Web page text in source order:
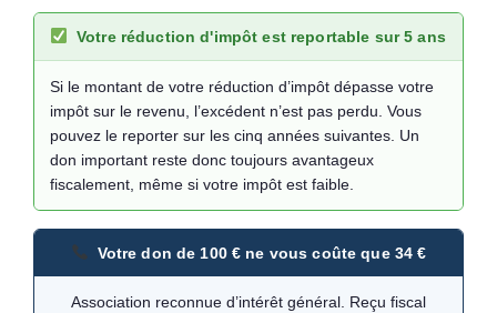
Votre réduction d'impôt est reportable sur 5 ans
Si le montant de votre réduction d’impôt dépasse votre
impôt sur le revenu, l’excédent n’est pas perdu. Vous
pouvez le reporter sur les cinq années suivantes. Un
don important reste donc toujours avantageux
fiscalement, même si votre impôt est faible.
Votre don de 100 € ne vous coûte que 34 €
Association reconnue d’intérêt général. Reçu fiscal